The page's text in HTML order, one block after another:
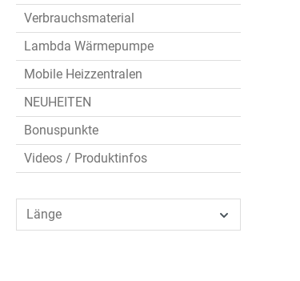
Verbrauchsmaterial
Lambda Wärmepumpe
Mobile Heizzentralen
NEUHEITEN
Bonuspunkte
Videos / Produktinfos
Länge